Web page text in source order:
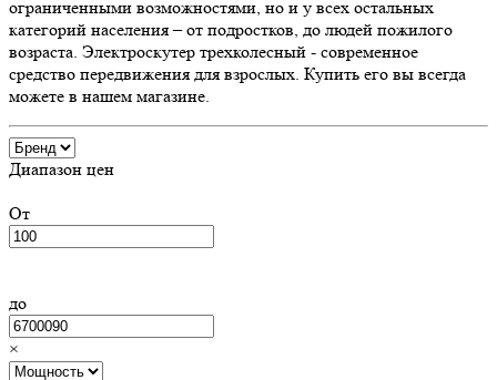
ограниченными возможностями, но и у всех остальных
категорий населения – от подростков, до людей пожилого
возраста. Электроскутер трехколесный - современное
средство передвижения для взрослых. Купить его вы всегда
можете в нашем магазине.
Диапазон цен
От
до
×